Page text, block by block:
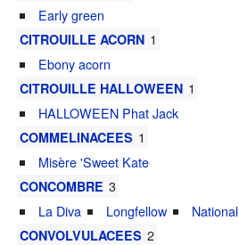
Early green
CITROUILLE ACORN 1
Ebony acorn
CITROUILLE HALLOWEEN 1
HALLOWEEN Phat Jack
COMMELINACEES 1
Misère 'Sweet Kate
CONCOMBRE 3
La Diva
Longfellow
CONVOLVULACEES 2